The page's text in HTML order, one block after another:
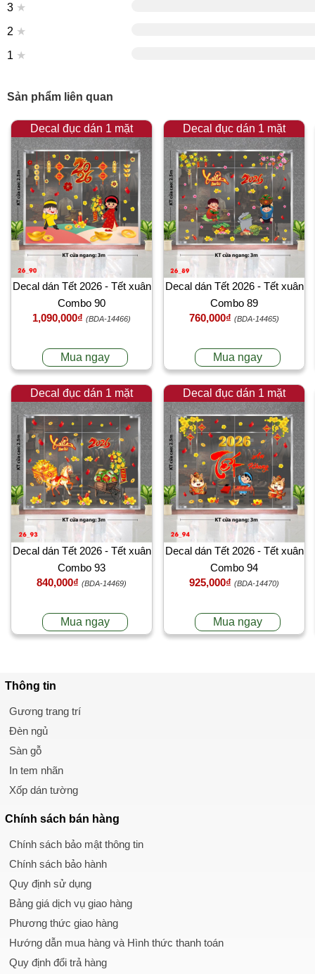
3 ★
2 ★
1 ★
Sản phẩm liên quan
Decal đục dán 1 mặt
Decal dán Tết 2026 - Tết xuân
Combo 90
1,090,000₫ (BDA-14466)
Mua ngay
Decal đục dán 1 mặt
Decal dán Tết 2026 - Tết xuân
Combo 89
760,000₫ (BDA-14465)
Mua ngay
Decal đục dán 1 mặt
Decal dán Tết 2026 - Tết xuân
Combo 93
840,000₫ (BDA-14469)
Mua ngay
Decal đục dán 1 mặt
Decal dán Tết 2026 - Tết xuân
Combo 94
925,000₫ (BDA-14470)
Mua ngay
Thông tin
Gương trang trí
Đèn ngủ
Sàn gỗ
In tem nhãn
Xốp dán tường
Chính sách bán hàng
Chính sách bảo mật thông tin
Chính sách bảo hành
Quy định sử dụng
Bảng giá dịch vụ giao hàng
Phương thức giao hàng
Hướng dẫn mua hàng và Hình thức thanh toán
Quy định đổi trả hàng